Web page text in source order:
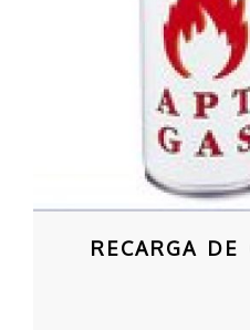
RECARGA